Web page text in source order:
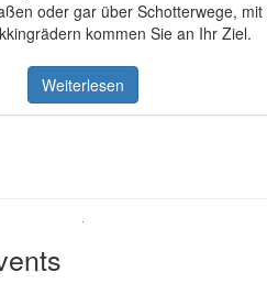
oder gar über Schotterwege, mit
kommen Sie an Ihr Ziel.
Weiterlesen